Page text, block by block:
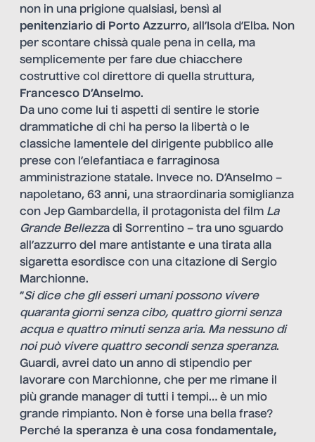
non in una prigione qualsiasi, bensì al
penitenziario di Porto Azzurro, all’Isola d’Elba. Non
per scontare chissà quale pena in cella, ma
semplicemente per fare due chiacchere
costruttive col direttore di quella struttura,
Francesco D’Anselmo.
Da uno come lui ti aspetti di sentire le storie
drammatiche di chi ha perso la libertà o le
classiche lamentele del dirigente pubblico alle
prese con l’elefantiaca e farraginosa
amministrazione statale. Invece no. D’Anselmo –
napoletano, 63 anni, una straordinaria somiglianza
con Jep Gambardella, il protagonista del film La
Grande Bellezza di Sorrentino – tra uno sguardo
all’azzurro del mare antistante e una tirata alla
sigaretta esordisce con una citazione di Sergio
Marchionne.
“Si dice che gli esseri umani possono vivere
quaranta giorni senza cibo, quattro giorni senza
acqua e quattro minuti senza aria. Ma nessuno di
noi può vivere quattro secondi senza speranza.
Guardi, avrei dato un anno di stipendio per
lavorare con Marchionne, che per me rimane il
più grande manager di tutti i tempi… è un mio
grande rimpianto. Non è forse una bella frase?
Perché la speranza è una cosa fondamentale,